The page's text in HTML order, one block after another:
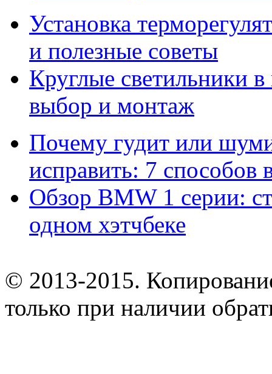
Установка
и полезные советы
Круглые светильники
выбор и монтаж
Почему гудит или
исправить: 7 способов
Обзор BMW 1 серии:
одном хэтчбеке
© 2013-2015.
только при наличии